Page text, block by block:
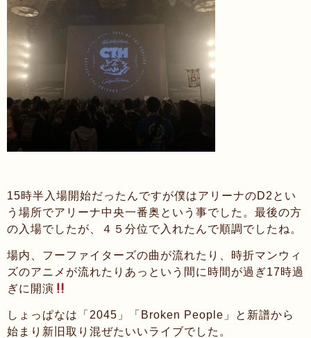
15時半入場開始だったんですが僕はアリーナのD2とい
う場所でアリーナ中央一番奥という事でした。最後の方
の入場でしたが、４５分位で入れたんで順調でしたね。
場内、フーファイターズの曲が流れたり、時折マンウィ
ズのアニメが流れたりあっという間に時間が過ぎ17時過
ぎに開演
しょっぱなは「2045」「Broken People」と新譜から
始まり新旧取り混ぜたいいライブでした。